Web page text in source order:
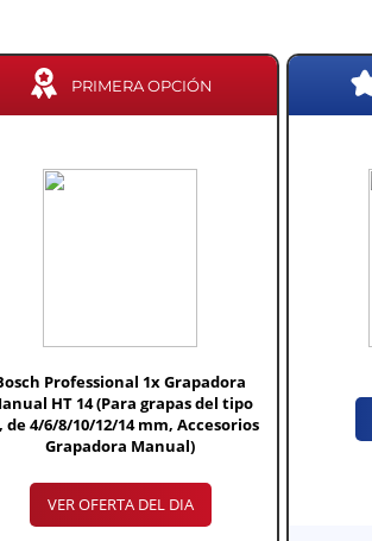
PRIMERA OPCIÓN
Professional 1x Grapadora
HT 14 (Para grapas del tipo
de 4/6/8/10/12/14 mm, Accesorios
Grapadora Manual)
VER OFERTA DEL DIA